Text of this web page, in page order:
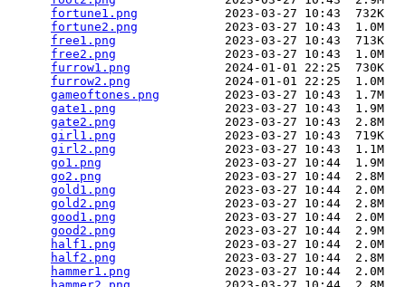
fortune1.png
            2023-03-27 10:43  732K
fortune2.png
            2023-03-27 10:43  1.0M
free1.png
               2023-03-27 10:43  713K
free2.png
               2023-03-27 10:43  1.0M
furrow1.png
             2024-01-01 22:25  730K
furrow2.png
             2024-01-01 22:25  1.0M
gameoftones.png
         2023-03-27 10:43  1.7M
gate1.png
               2023-03-27 10:43  1.9M
gate2.png
               2023-03-27 10:43  2.8M
girl1.png
               2023-03-27 10:43  719K
girl2.png
               2023-03-27 10:43  1.1M
go1.png
                 2023-03-27 10:44  1.9M
go2.png
                 2023-03-27 10:44  2.8M
gold1.png
               2023-03-27 10:44  2.0M
gold2.png
               2023-03-27 10:44  2.8M
good1.png
               2023-03-27 10:44  2.0M
good2.png
               2023-03-27 10:44  2.9M
half1.png
               2023-03-27 10:44  2.0M
half2.png
               2023-03-27 10:44  2.8M
hammer1.png
             2023-03-27 10:44  2.0M